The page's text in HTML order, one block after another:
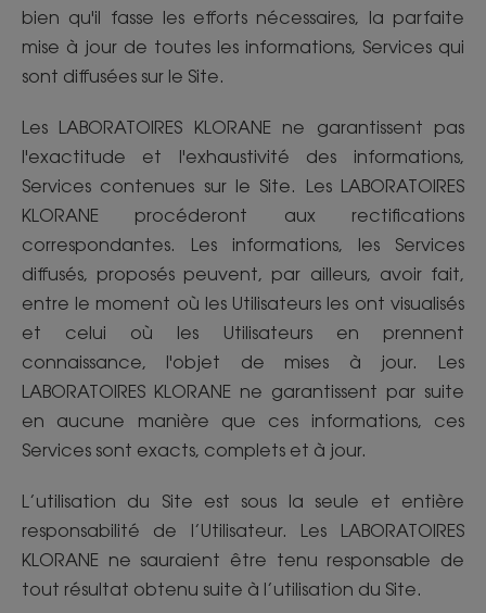
bien qu'il fasse les efforts nécessaires, la parfaite
mise à jour de toutes les informations, Services qui
sont diffusées sur le Site.
Les LABORATOIRES KLORANE ne garantissent pas
l'exactitude et l'exhaustivité des informations,
Services contenues sur le Site. Les LABORATOIRES
KLORANE procéderont aux rectifications
correspondantes. Les informations, les Services
diffusés, proposés peuvent, par ailleurs, avoir fait,
entre le moment où les Utilisateurs les ont visualisés
et celui où les Utilisateurs en prennent
connaissance, l'objet de mises à jour. Les
LABORATOIRES KLORANE ne garantissent par suite
en aucune manière que ces informations, ces
Services sont exacts, complets et à jour.
L’utilisation du Site est sous la seule et entière
responsabilité de l’Utilisateur. Les LABORATOIRES
KLORANE ne sauraient être tenu responsable de
tout résultat obtenu suite à l’utilisation du Site.